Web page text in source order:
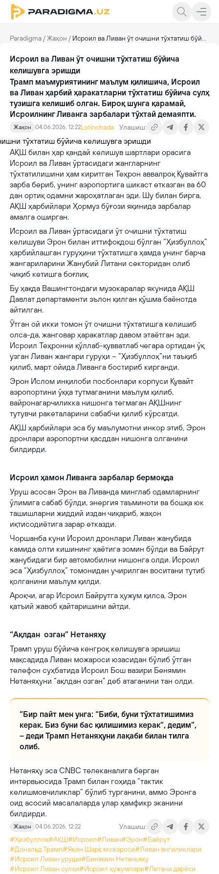
Paradigma /Жаҳон / Исроил ва Ливан ўт очишни тўхтатиш бўйича келишувга эришди
Исроил ва Ливан ўт очишни тўхтатиш бўйича
келишувга эришди
Трамп маъмуриятининг маълум қилишича, Исроил
ва Ливан ҳарбий ҳаракатларни тўхтатиш бўйича сулҳ
тузишга келишиб олган. Бироқ шунга қарамай,
Исроилнинг Ливанга зарбалари тўхтай демаяпти.
Жаҳон 04.06.2026, 12:22Lotinchada Улашиш:
АҚШ билан ҳар қандай келишув шартлари орасига
Исроил ва Ливан ўртасидаги жангларнинг
тўхтатилишини ҳам киритган Теҳрон аввалроқ Қувайтга
зарба бериб, унинг аэропортига шикаст етказган ва 60
дан ортиқ одамни жароҳатлаган эди. Шу билан бирга,
АҚШ ҳарбийлари Ҳормуз бўғози яқинида зарбалар
амалга оширган.
Исроил ва Ливан ўртасидаги ўт очишни тўхтатиш
келишуви Эрон билан иттифоқдош бўлган “Ҳизбуллоҳ”
ҳарбийлашган гуруҳини тўхтатишга ҳамда унинг барча
жангариларини Жанубий Литани секторидан олиб
чиқиб кетишга боғлиқ.
Бу ҳақда Вашингтондаги музокаралар якунида АҚШ
Давлат департаменти эълон қилган қўшма баёнотда
айтилган.
Ўтган ой икки томон ўт очишни тўхтатишга келишиб
олса-да, жанговар ҳаракатлар давом этаётган эди.
Исроил Теҳронни қўллаб-қувватлаб чегара ортидан ўқ
узган Ливан жангари гуруҳи – “Ҳизбуллоҳ”ни таъқиб
қилиб, март ойида Ливанга бостириб кирганди.
Эрон Ислом инқилоби посбонлари корпуси Қувайт
аэропортини ўққа тутмаганини маълум қилиб,
вайронагарчиликка нишонга тегмаган АҚШнинг
тутувчи ракеталарини сабабчи қилиб кўрсатди.
АҚШ ҳарбийлари эса бу маълумотни инкор этиб, Эрон
дронлари аэропортни қасддан нишонга олганини
билдирди.
Исроил ҳамон Ливанга зарбалар бермоқда
Уруш асосан Эрон ва Ливанда минглаб одамларнинг
ўлимига сабаб бўлди, энергия таъминоти ва бошқа юк
ташишларни жиддий издан чиқариб, жаҳон
иқтисодиётига зарар етказди.
Чоршанба куни Исроил дронлари Ливан жанубида
камида олти кишининг ҳаётига зомин бўлди ва Байрут
жанубидаги бир автомобилни нишонга олди. Исроил
эса “Ҳизбуллоҳ” томонидан учирилган воситани тутиб
қолганини маълум қилди.
Ароқчи, агар Исроил Байрутга ҳужум қилса, Эрон
қатъий жавоб қайтаришини айтди.
“Ақлдан озган” Нетаняҳу
Трамп уруш бўйича кенгроқ келишувга эришиш
мақсадида Ливан можароси юзасидан бўлиб ўтган
телефон суҳбатида Исроил Бош вазири Бенямин
Нетаняҳуни “ақлдан озган” деб атаганини тан олди.
“Бир пайт мен унга: “Биби, буни тўхтатишимиз
керак. Биз буни бас қилишимиз керак”, дедим”,
– деди Трамп Нетаняҳуни лақаби билан тилга
олиб.
Нетаняҳу эса CNBC телеканалига берган
интервьюсида Трамп билан гоҳида “тактик
келишмовчиликлар” бўлиб турганини, аммо Эронга
оид асосий масалаларда улар ҳамфикр эканини
билдирди.
Жаҳон 04.06.2026, 12:22
Улашиш:
#Ҳизбуллоҳ#АҚШ#Исроил#Ливан#Эрон#Байрут
#Дональд Трамп#Яқин Шарқ можароси#Ливан янгиликлари
#Исроил Ливан уруши#Бинямин Нетаньяху
#Исроил Ливан сулҳи#Исроил ҳужумлари#Литани дарёси